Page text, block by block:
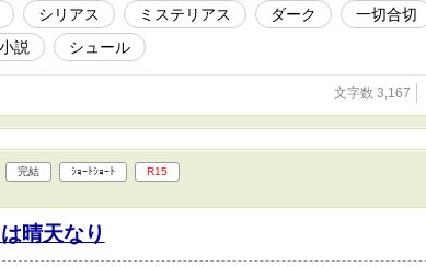
シリアス ミステリアス ダーク 一切合切
説
シュール
文字数 3,167
完結 ｼｮｰﾄｼｮｰﾄ R15
晴天なり